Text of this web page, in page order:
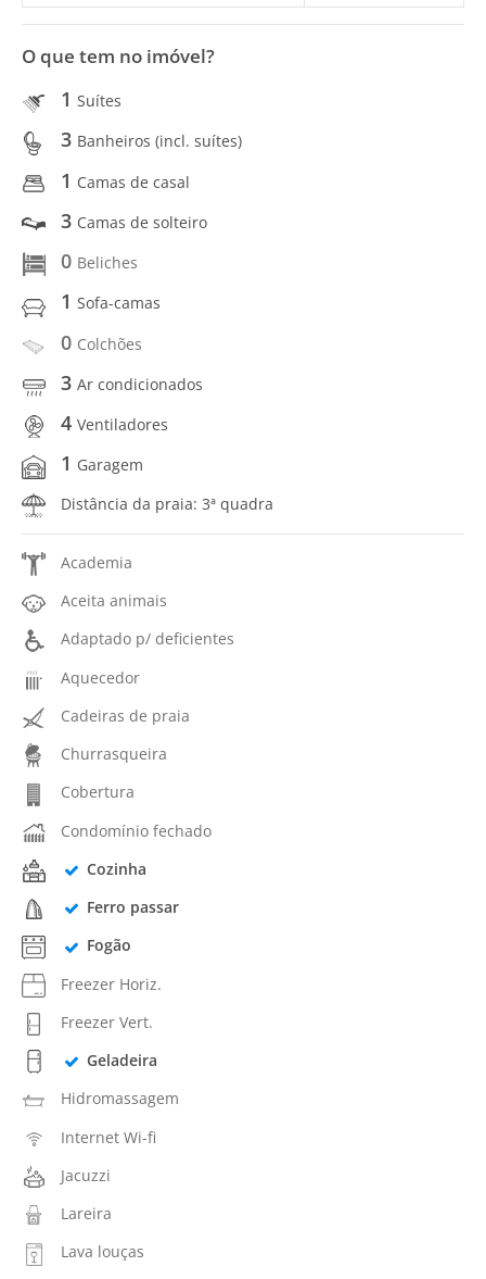
O que tem no imóvel?
1 Suítes
3 Banheiros (incl. suítes)
1 Camas de casal
3 Camas de solteiro
0 Beliches
1 Sofa-camas
0 Colchões
3 Ar condicionados
4 Ventiladores
1 Garagem
Distância da praia: 3ª quadra
Academia
Aceita animais
Adaptado p/ deficientes
Aquecedor
Cadeiras de praia
Churrasqueira
Cobertura
Condomínio fechado
Cozinha
Ferro passar
Fogão
Freezer Horiz.
Freezer Vert.
Geladeira
Hidromassagem
Internet Wi-fi
Jacuzzi
Lareira
Lava louças